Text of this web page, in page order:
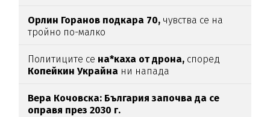
Орлин Горанов подкара 70, чувства се на
тройно по-малко
Политиците се на*каха от дрона, според
Копейкин Украйна ни напада
Вера Кочовска: България започва да се
оправя през 2030 г.